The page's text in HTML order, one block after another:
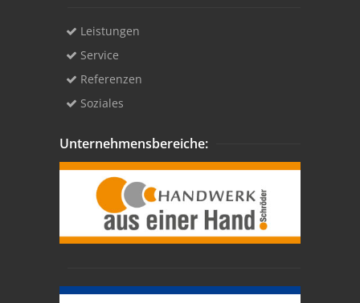
Leistungen
Service
Referenzen
Soziales
Unternehmensbereiche: